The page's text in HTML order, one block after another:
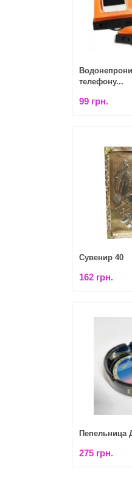
телефону...
99 грн.
Сувенир 40
162 грн.
Пепельница
275 грн.